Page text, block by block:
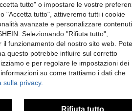
(0)
tutto" o impostare le vostre
"Accetta tutto", attiveremo tutti i cookie
avanzate e personalizzare
Selezionando "Rifiuta tutto",
funzionamento del nostro sito web.
questo potrebbe influire sul corretto
e per regolare le impostazioni dei
su come trattiamo i dati che
privacy.
Rifiuta tutto